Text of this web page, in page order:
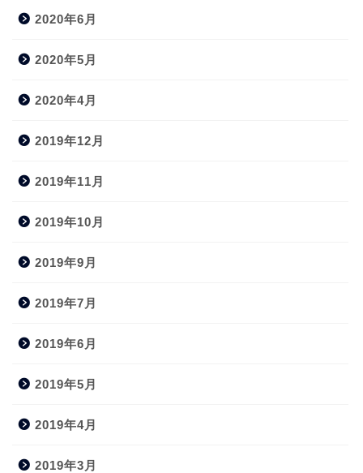
2020年6月
2020年5月
2020年4月
2019年12月
2019年11月
2019年10月
2019年9月
2019年7月
2019年6月
2019年5月
2019年4月
2019年3月